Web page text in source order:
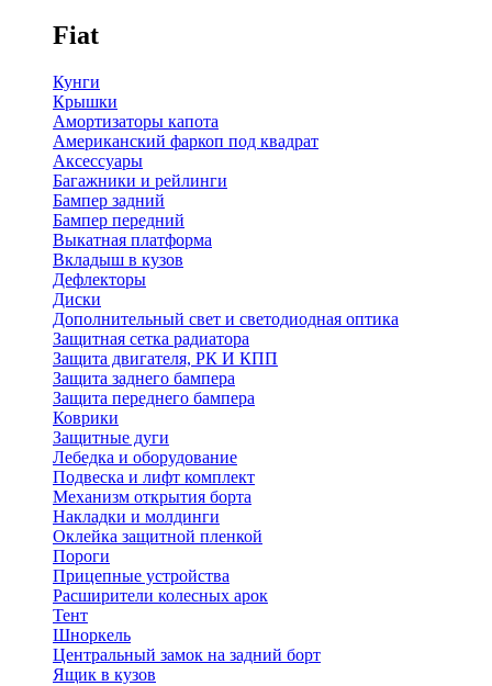
Fiat
Кунги
Крышки
Амортизаторы капота
Американский фаркоп под квадрат
Аксессуары
Багажники и рейлинги
Бампер задний
Бампер передний
Выкатная платформа
Вкладыш в кузов
Дефлекторы
Диски
Дополнительный свет и светодиодная оптика
Защитная сетка радиатора
Защита двигателя, РК И КПП
Защита заднего бампера
Защита переднего бампера
Коврики
Защитные дуги
Лебедка и оборудование
Подвеска и лифт комплект
Механизм открытия борта
Накладки и молдинги
Оклейка защитной пленкой
Пороги
Прицепные устройства
Расширители колесных арок
Тент
Шноркель
Центральный замок на задний борт
Ящик в кузов